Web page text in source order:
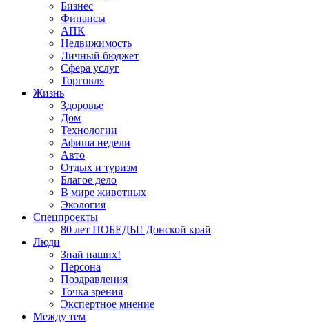
Бизнес
Финансы
АПК
Недвижимость
Личный бюджет
Сфера услуг
Торговля
Жизнь
Здоровье
Дом
Технологии
Афиша недели
Авто
Отдых и туризм
Благое дело
В мире животных
Экология
Спецпроекты
80 лет ПОБЕДЫ! Донской край
Люди
Знай наших!
Персона
Поздравления
Точка зрения
Экспертное мнение
Между тем